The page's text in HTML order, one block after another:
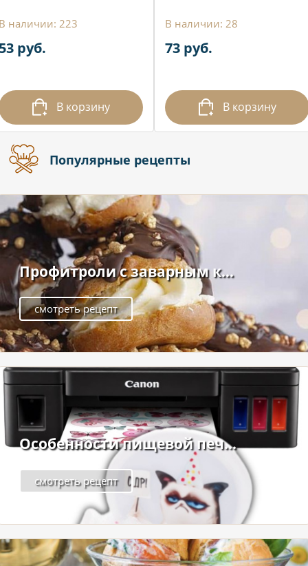
наличии: 223
руб.
В корзину
В наличии: 28
73 руб.
В корзину
Популярные рецепты
Профитроли с заварным к...
смотреть рецепт
Особенности пищевой печ...
смотреть рецепт